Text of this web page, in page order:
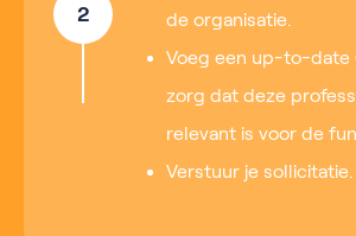
2
de organisatie.
Voeg een up-to-date
zorg dat deze
relevant is voor de
Verstuur je sollicitatie.